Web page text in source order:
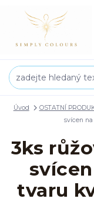
Úvod OSTATNÍ
svícen
3ks
tvaru